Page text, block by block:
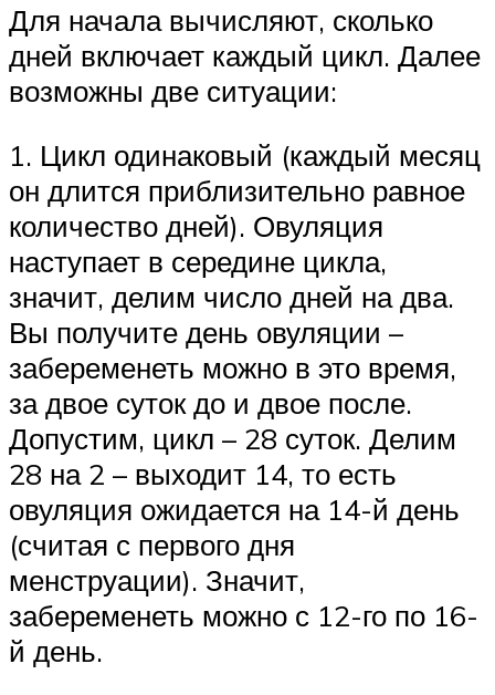
Для начала вычисляют, сколько
дней включает каждый цикл. Далее
возможны две ситуации:
1. Цикл одинаковый (каждый месяц
он длится приблизительно равное
количество дней). Овуляция
наступает в середине цикла,
значит, делим число дней на два.
Вы получите день овуляции –
забеременеть можно в это время,
за двое суток до и двое после.
Допустим, цикл – 28 суток. Делим
28 на 2 – выходит 14, то есть
овуляция ожидается на 14-й день
(считая с первого дня
менструации). Значит,
забеременеть можно с 12-го по 16-
й день.